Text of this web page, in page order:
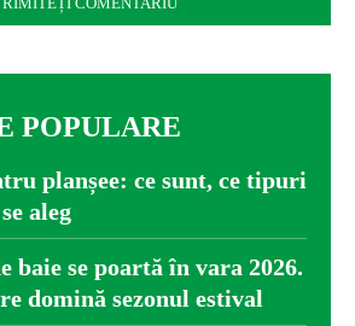
POPULARE
planșee: ce sunt, ce tipuri
aleg
baie se poartă în vara 2026.
domină sezonul estival